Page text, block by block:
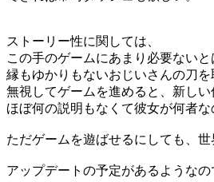
ストーリー性に関しては、
この手のゲームにあまり必要ない
縁もゆかりもないおじいさんの刀
無視してゲームを進めると、新し
ほぼ何の説明もなくて彼女が何者な
ただゲームを遊ばせるにしても、
アップデートの予定があるようなの